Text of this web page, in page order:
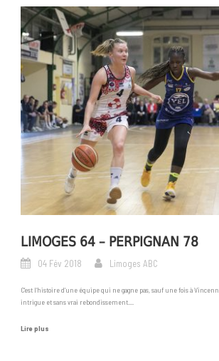
LIMOGES 64 – PERPIGNAN 78
04 Fév 2018 Limoges ABC
C’est l’histoire d’une équipe qui ne gagne pas, sauf une fois à
intrigue et sans vrai rebondissement....
Lire plus